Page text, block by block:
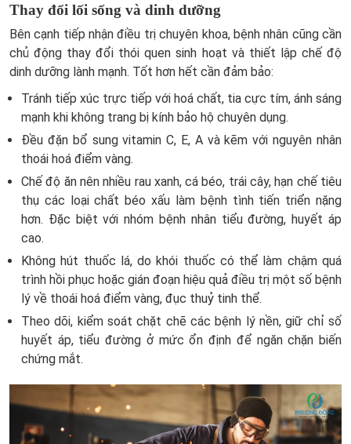
Thay đổi lối sống và dinh dưỡng
Bên cạnh tiếp nhận điều trị chuyên khoa, bệnh nhân cũng cần
chủ động thay đổi thói quen sinh hoạt và thiết lập chế độ
dinh dưỡng lành mạnh. Tốt hơn hết cần đảm bảo:
Tránh tiếp xúc trực tiếp với hoá chất, tia cực tím, ánh sáng
mạnh khi không trang bị kính bảo hộ chuyên dụng.
Đều đặn bổ sung vitamin C, E, A và kẽm với nguyên nhân
thoái hoá điểm vàng.
Chế độ ăn nên nhiều rau xanh, cá béo, trái cây, hạn chế tiêu
thụ các loại chất béo xấu làm bệnh tình tiến triển nặng
hơn. Đặc biệt với nhóm bệnh nhân tiểu đường, huyết áp
cao.
Không hút thuốc lá, do khói thuốc có thể làm chậm quá
trình hồi phục hoặc gián đoạn hiệu quả điều trị một số bệnh
lý về thoái hoá điểm vàng, đục thuỷ tinh thể.
Theo dõi, kiểm soát chặt chẽ các bệnh lý nền, giữ chỉ số
huyết áp, tiểu đường ở mức ổn định để ngăn chặn biến
chứng mắt.